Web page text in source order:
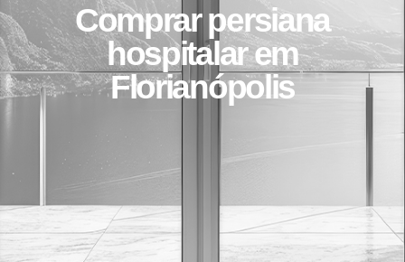
Comprar persiana
hospitalar em
Florianópolis